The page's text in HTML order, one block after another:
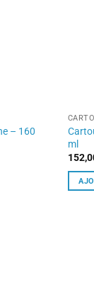
– 160
ml